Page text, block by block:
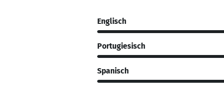
Englisch
Portugiesisch
Spanisch